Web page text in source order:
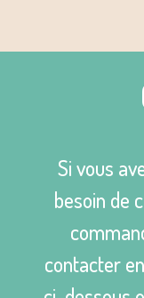
Si vous
besoin de
contacter